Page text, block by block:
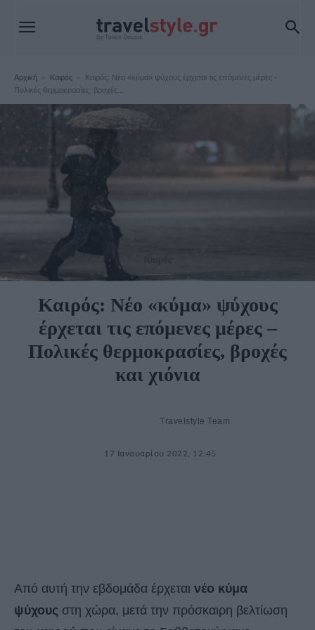
Αρχική Καιρός
Καιρός: Νέο «κύμα» ψύχους έρχεται τις επόμενες μέρες -
Πολικές θερμοκρασίες, βροχές...
Καιρός: Νέο «κύμα» ψύχους
έρχεται τις επόμενες μέρες –
Πολικές θερμοκρασίες, βροχές
και χιόνια
Travelstyle Team
17 Ιανουαρίου 2022, 12:45
Από αυτή την εβδομάδα έρχεται νέο κύμα
ψύχους στη χώρα, μετά την πρόσκαιρη βελτίωση